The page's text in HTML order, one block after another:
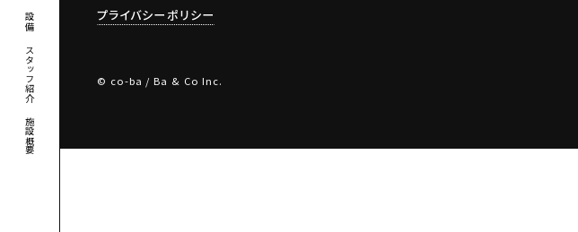
設備
スタッフ紹介
施設概要
プライバシーポリシー
© co-ba / Ba & Co Inc.